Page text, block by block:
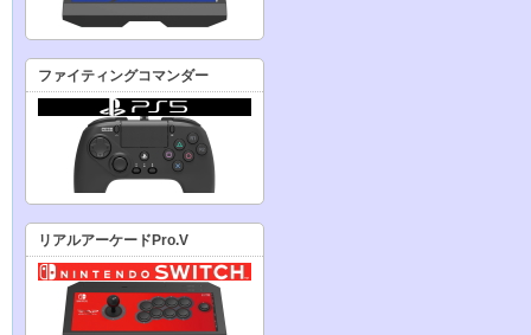
ファイティングコマンダー
リアルアーケードPro.V